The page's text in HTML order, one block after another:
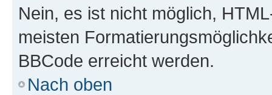
Nein, es ist nicht möglich,
meisten
BBCode erreicht werden.
Nach oben